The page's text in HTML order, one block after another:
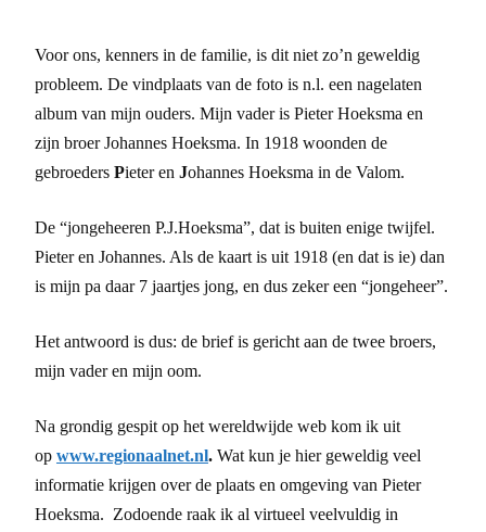
Voor ons, kenners in de familie, is dit niet zo’n geweldig
probleem. De vindplaats van de foto is n.l. een nagelaten
album van mijn ouders. Mijn vader is Pieter Hoeksma en
zijn broer Johannes Hoeksma. In 1918 woonden de
gebroeders Pieter en Johannes Hoeksma in de Valom.
De “jongeheeren P.J.Hoeksma”, dat is buiten enige twijfel.
Pieter en Johannes. Als de kaart is uit 1918 (en dat is ie) dan
is mijn pa daar 7 jaartjes jong, en dus zeker een “jongeheer”.
Het antwoord is dus: de brief is gericht aan de twee broers,
mijn vader en mijn oom.
Na grondig gespit op het wereldwijde web kom ik uit
op www.regionaalnet.nl. Wat kun je hier geweldig veel
informatie krijgen over de plaats en omgeving van Pieter
Hoeksma. Zodoende raak ik al virtueel veelvuldig in